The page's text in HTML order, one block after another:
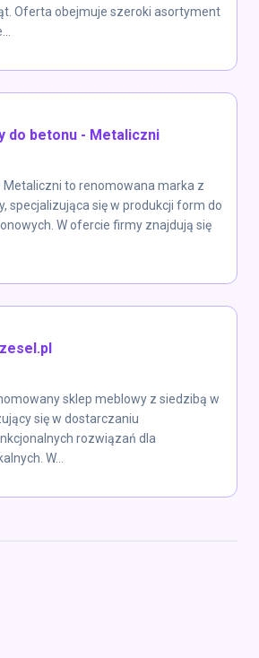
Oferta obejmuje szeroki asortyment
do betonu - Metaliczni
Metaliczni to renomowana marka z
specjalizująca się w produkcji form do
W ofercie firmy znajdują się
sklep meblowy z siedzibą w
się w dostarczaniu
rozwiązań dla
W...